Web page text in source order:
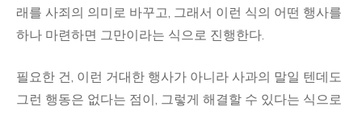
래를 사죄의 의미로 바꾸고, 그래서 이런 식의 어떤 행사를
하나 마련하면 그만이라는 식으로 진행한다.
필요한 건, 이런 거대한 행사가 아니라 사과의 말일 텐데도
그런 행동은 없다는 점이, 그렇게 해결할 수 있다는 식으로